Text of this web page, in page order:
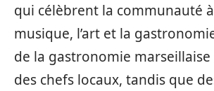
qui célèbrent la communauté
musique, l’art et la
de la gastronomie
des chefs locaux, tandis que